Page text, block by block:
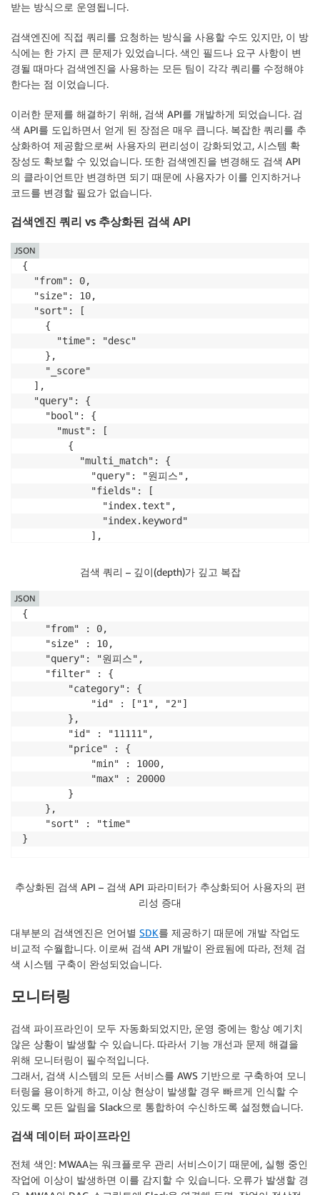
받는 방식으로 운영됩니다.
검색엔진에 직접 쿼리를 요청하는 방식을 사용할 수도 있지만, 이 방
식에는 한 가지 큰 문제가 있었습니다. 색인 필드나 요구 사항이 변
경될 때마다 검색엔진을 사용하는 모든 팀이 각각 쿼리를 수정해야
한다는 점 이었습니다.
이러한 문제를 해결하기 위해, 검색 API를 개발하게 되었습니다. 검
색 API를 도입하면서 얻게 된 장점은 매우 큽니다. 복잡한 쿼리를 추
상화하여 제공함으로써 사용자의 편리성이 강화되었고, 시스템 확
장성도 확보할 수 있었습니다. 또한 검색엔진을 변경해도 검색 API
의 클라이언트만 변경하면 되기 때문에 사용자가 이를 인지하거나
코드를 변경할 필요가 없습니다.
검색엔진 쿼리 vs 추상화된 검색 API
{
  "from": 0,
  "size": 10,
  "sort": [
    {
      "time": "desc"
    },
    "_score"
  ],
  "query": {
    "bool": {
      "must": [
        {
          "multi_match": {
            "query": "원피스",
            "fields": [
              "index.text",
              "index.keyword"
            ],
      ],
      "filter": {
        "bool": {
          "must": [
            {
              "bool": {
                "should": [
                  {
                    "match": {
                      "category_id": "1"
                    }
                  },
                  {
                    "match": {
                      "category_id": "2"
                    }
                  }
              }
            },
                    "price": {
                            "gte": 1000,
                            "lt": 20000
                    }
            {
              "match": {
                "id": "11111"
              }
            }
          ]
      }
  }
}
JSON
검색 쿼리 – 깊이(depth)가 깊고 복잡
{
    "from" : 0,
    "size" : 10,
    "query": "원피스",
    "filter" : {
        "category": {
            "id" : ["1", "2"]
        },
        "id" : "11111",
        "price" : {
            "min" : 1000,
            "max" : 20000
        }
    },
    "sort" : "time"
}
JSON
추상화된 검색 API – 검색 API 파라미터가 추상화되어 사용자의 편
리성 증대
대부분의 검색엔진은 언어별 SDK를 제공하기 때문에 개발 작업도
비교적 수월합니다. 이로써 검색 API 개발이 완료됨에 따라, 전체 검
색 시스템 구축이 완성되었습니다.
모니터링
검색 파이프라인이 모두 자동화되었지만, 운영 중에는 항상 예기치
않은 상황이 발생할 수 있습니다. 따라서 기능 개선과 문제 해결을
위해 모니터링이 필수적입니다.
그래서, 검색 시스템의 모든 서비스를 AWS 기반으로 구축하여 모니
터링을 용이하게 하고, 이상 현상이 발생할 경우 빠르게 인식할 수
있도록 모든 알림을 Slack으로 통합하여 수신하도록 설정했습니다.
검색 데이터 파이프라인
전체 색인: MWAA는 워크플로우 관리 서비스이기 때문에, 실행 중인
작업에 이상이 발생하면 이를 감지할 수 있습니다. 오류가 발생할 경